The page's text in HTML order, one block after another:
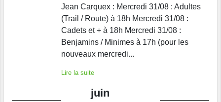
Jean Carquex : Mercredi 31/08 : Adultes
(Trail / Route) à 18h Mercredi 31/08 :
Cadets et + à 18h Mercredi 31/08 :
Benjamins / Minimes à 17h (pour les
nouveaux mercredi...
Lire la suite
juin